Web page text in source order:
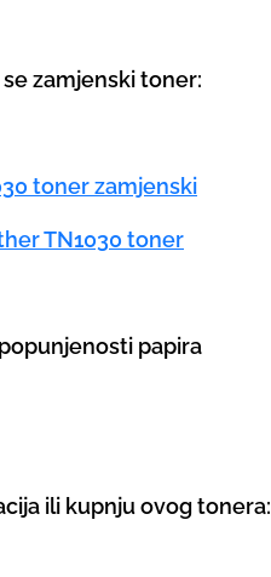
zamjenski toner:
toner zamjenski
TN1030 toner
papira
ili kupnju ovog tonera: